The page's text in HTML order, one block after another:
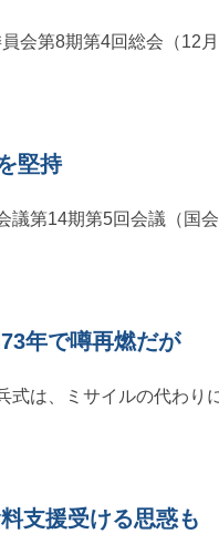
会第8期第4回総会（12月
堅持
議第14期第5回会議（国会
年で噂再燃だが
式は、ミサイルの代わり
支援受ける思惑も